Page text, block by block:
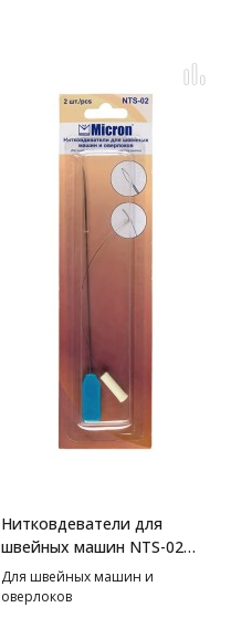
Нитковдеватели для
швейных машин NTS-02
GAMMA
Для швейных машин и
оверлоков